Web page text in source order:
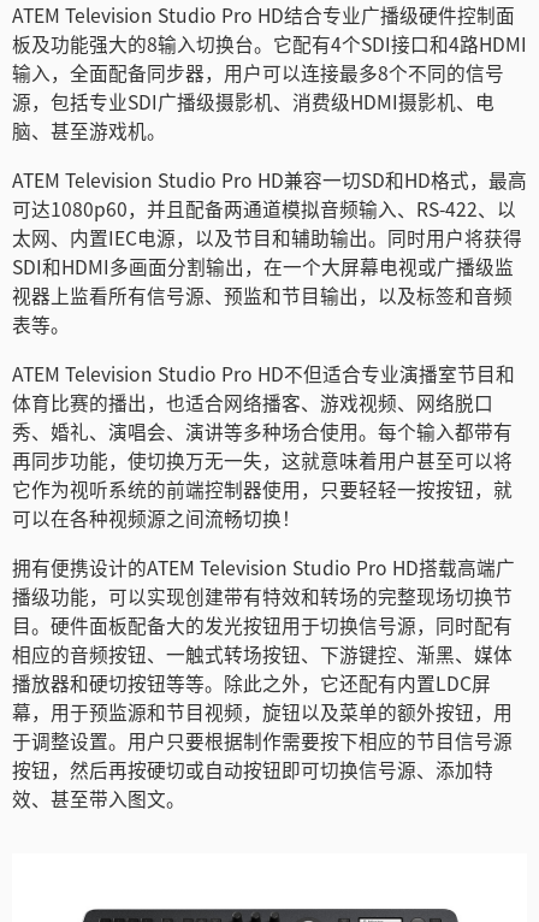
Netherlands
New Zealand
Norway
Poland
Portugal
Singapore
Spain
Sweden
中华台北
Turkey
UAE
Ukraine
United Kingdom
United States
ATEM Television Studio Pro HD结合专业广播级硬件控制面
板及功能强大的8输入切换台。它配有4个SDI接口和4路HDMI
输入，全面配备同步器，用户可以连接最多8个不同的信号
源，包括专业SDI广播级摄影机、消费级HDMI摄影机、电
脑、甚至游戏机。
ATEM Television Studio Pro HD兼容一切SD和HD格式，最高
可达1080p60，并且配备两通道模拟音频输入、RS-422、以
太网、内置IEC电源，以及节目和辅助输出。同时用户将获得
SDI和HDMI多画面分割输出，在一个大屏幕电视或广播级监
视器上监看所有信号源、预监和节目输出，以及标签和音频
表等。
ATEM Television Studio Pro HD不但适合专业演播室节目和
体育比赛的播出，也适合网络播客、游戏视频、网络脱口
秀、婚礼、演唱会、演讲等多种场合使用。每个输入都带有
再同步功能，使切换万无一失，这就意味着用户甚至可以将
它作为视听系统的前端控制器使用，只要轻轻一按按钮，就
可以在各种视频源之间流畅切换！
拥有便携设计的ATEM Television Studio Pro HD搭载高端广
播级功能，可以实现创建带有特效和转场的完整现场切换节
目。硬件面板配备大的发光按钮用于切换信号源，同时配有
相应的音频按钮、一触式转场按钮、下游键控、渐黑、媒体
播放器和硬切按钮等等。除此之外，它还配有内置LDC屏
幕，用于预监源和节目视频，旋钮以及菜单的额外按钮，用
于调整设置。用户只要根据制作需要按下相应的节目信号源
按钮，然后再按硬切或自动按钮即可切换信号源、添加特
效、甚至带入图文。